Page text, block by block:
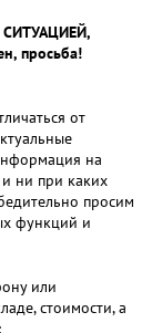
просьба!
от
на
и ни при каких
просим
функций и
или
стоимости, а